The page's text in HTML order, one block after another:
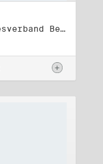
Titel: Bündnis 90, Landesverband Berlin (2)